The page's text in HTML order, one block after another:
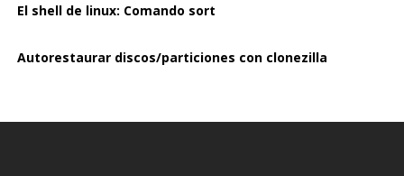
El shell de linux: Comando sort
Autorestaurar discos/particiones con clonezilla